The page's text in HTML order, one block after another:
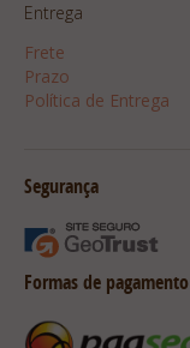
Entrega
Frete
Prazo
Política de Entrega
Segurança
Formas de pagamento